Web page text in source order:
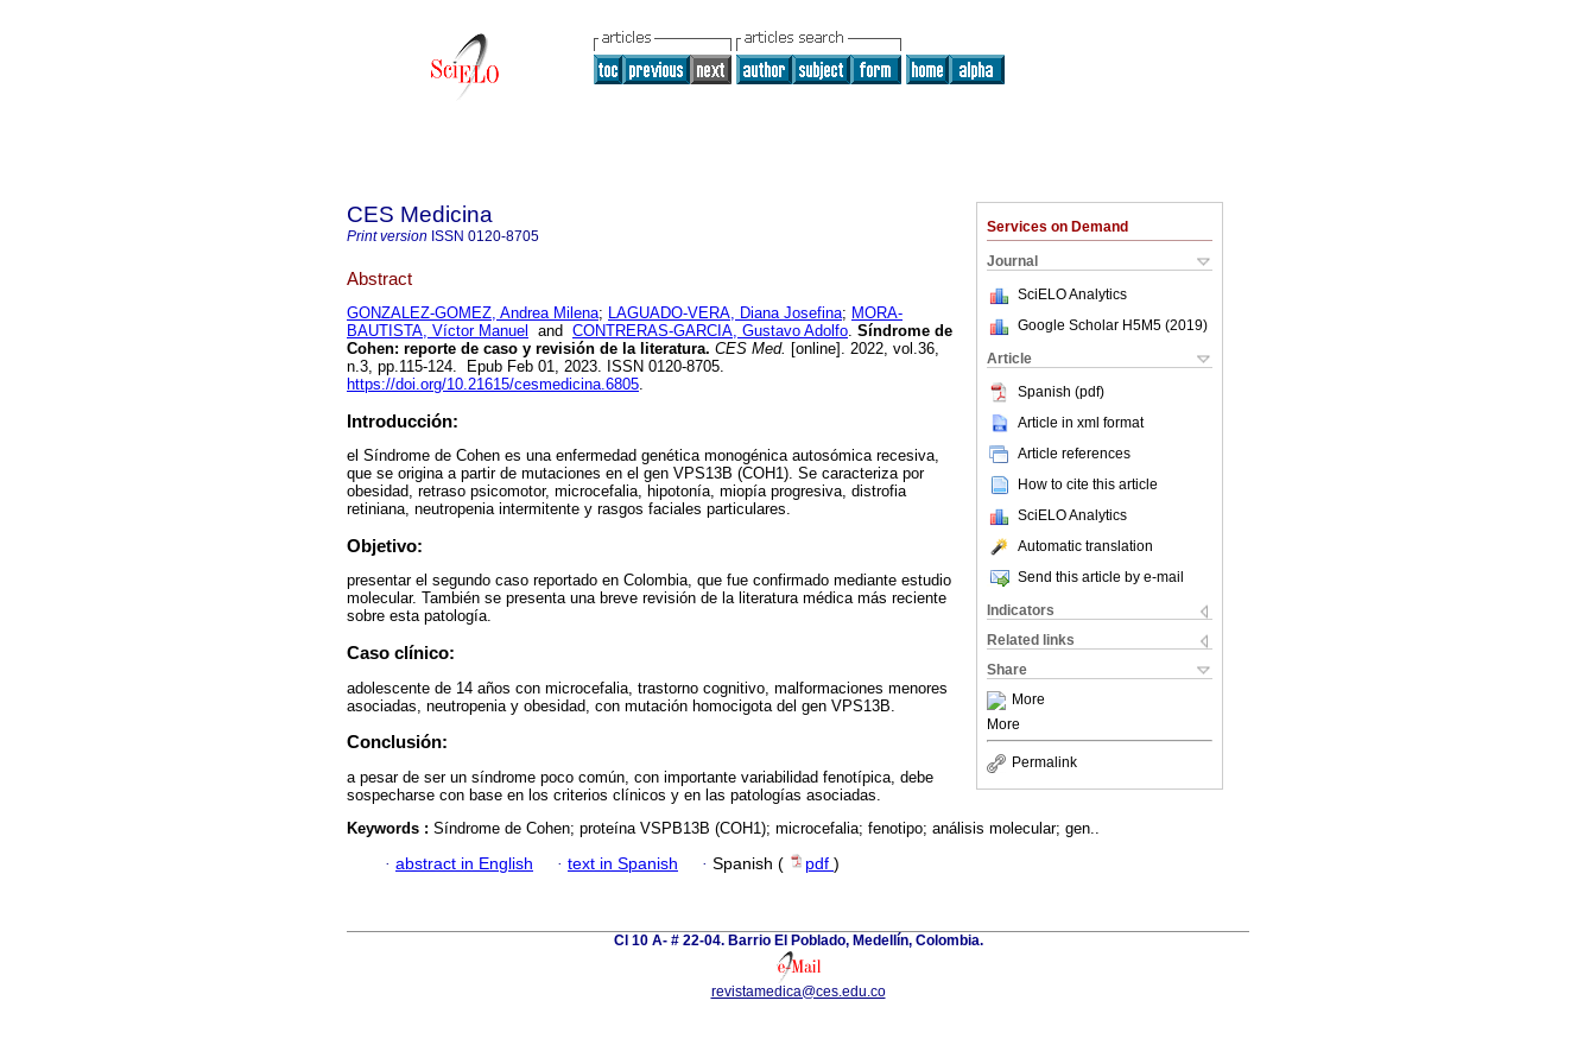
Services on Demand
Journal
SciELO Analytics
Google Scholar H5M5 (2019)
Article
Spanish (pdf)
Article in xml format
Article references
How to cite this article
SciELO Analytics
Automatic translation
Send this article by e-mail
Indicators
Related links
Share
More
More
Permalink
CES Medicina
Print version ISSN 0120-8705
Abstract
GONZALEZ-GOMEZ, Andrea Milena; LAGUADO-VERA, Diana Josefina; MORA-
BAUTISTA, Víctor Manuel
and CONTRERAS-GARCIA, Gustavo Adolfo. Síndrome de
Cohen: reporte de caso y revisión de la literatura. CES Med. [online]. 2022, vol.36,
n.3, pp.115-124. Epub Feb 01, 2023. ISSN 0120-8705.
https://doi.org/10.21615/cesmedicina.6805.
Introducción:
el Síndrome de Cohen es una enfermedad genética monogénica autosómica recesiva,
que se origina a partir de mutaciones en el gen VPS13B (COH1). Se caracteriza por
obesidad, retraso psicomotor, microcefalia, hipotonía, miopía progresiva, distrofia
retiniana, neutropenia intermitente y rasgos faciales particulares.
Objetivo:
presentar el segundo caso reportado en Colombia, que fue confirmado mediante estudio
molecular. También se presenta una breve revisión de la literatura médica más reciente
sobre esta patología.
Caso clínico:
adolescente de 14 años con microcefalia, trastorno cognitivo, malformaciones menores
asociadas, neutropenia y obesidad, con mutación homocigota del gen VPS13B.
Conclusión:
a pesar de ser un síndrome poco común, con importante variabilidad fenotípica, debe
sospecharse con base en los criterios clínicos y en las patologías asociadas.
Keywords : Síndrome de Cohen; proteína VSPB13B (COH1); microcefalia; fenotipo; análisis molecular; gen..
· abstract in English · text in Spanish · Spanish ( pdf )
Cl 10 A- # 22-04. Barrio El Poblado, Medellín, Colombia.
revistamedica@ces.edu.co